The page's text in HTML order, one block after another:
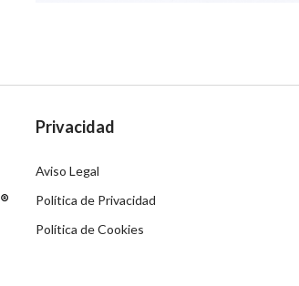
Privacidad
Aviso Legal
Política de Privacidad
Política de Cookies